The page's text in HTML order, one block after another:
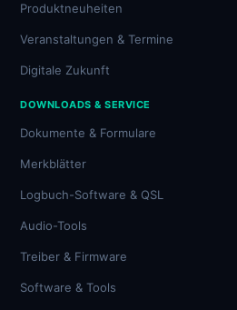
Produktneuheiten
Veranstaltungen & Termine
Digitale Zukunft
DOWNLOADS & SERVICE
Dokumente & Formulare
Merkblätter
Logbuch-Software & QSL
Audio-Tools
Treiber & Firmware
Software & Tools